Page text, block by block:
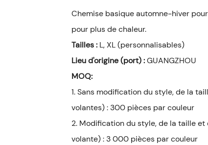
Chemise basique automne-hiver
pour plus de chaleur.
Tailles : L, XL (personnalisables)
Lieu d'origine (port) :GUANGZHOU
MOQ:
1. Sans modification du style, de la
volantes) : 300 pièces par couleur
2. Modification du style, de la taille
volante) : 3 000 pièces par couleur